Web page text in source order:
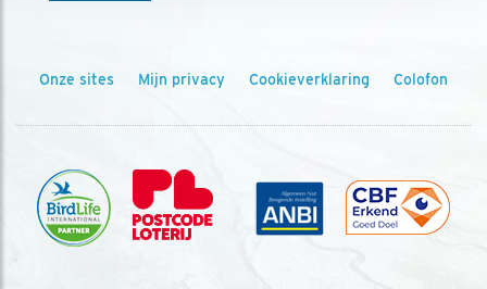
Onze sites Mijn privacy Cookieverklaring Colofon